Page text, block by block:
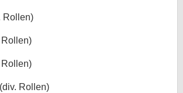
Rollen)
Rollen)
Rollen)
(div. Rollen)